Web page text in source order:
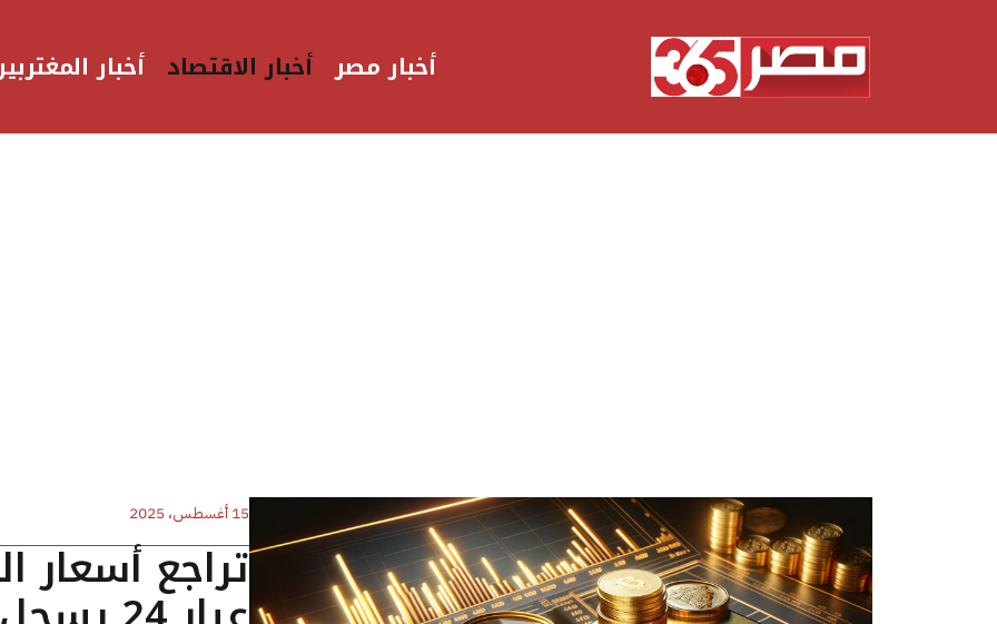
أخبار مصر أخبار الاقتصاد أخبار
15 أغسطس، 2025
تراجع